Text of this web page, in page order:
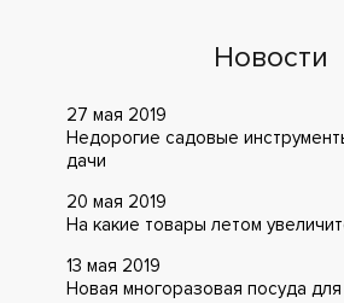
Новости
27 мая 2019
Недорогие садовые
дачи
20 мая 2019
На какие товары летом
13 мая 2019
Новая многоразовая посуда для